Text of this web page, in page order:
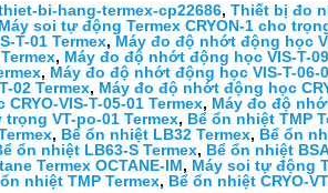
bi-hang-termex-cp22686, Thiết bị đo
Máy soi tự động Termex CRYON-1 cho
T-01 Termex, Máy đo độ nhớt động học
, Máy đo độ nhớt động học VIS-T-
, Máy đo độ nhớt động học VIS-T-
02 Termex, Máy đo độ nhớt động học
VIS-T-05-01 Termex, Máy đo độ
trọng VT-po-01 Termex, Bể ổn nhiệt TMP
, Bể ổn nhiệt LB32 Termex, Bể ổn
ổn nhiệt LB63-S Termex, Bể ổn nhiệt
Termex OCTANE-IM, Máy soi tự động
nhiệt TMP Termex, Bể ổn nhiệt CRYO-